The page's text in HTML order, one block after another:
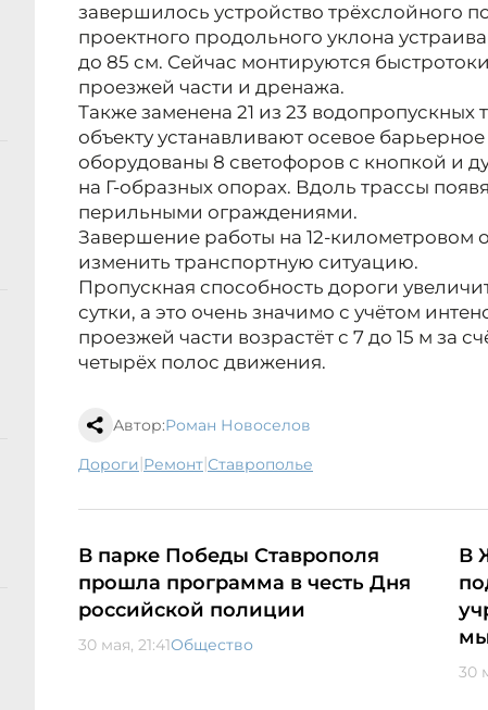
завершилось устройство трёхслойного
проектного продольного уклона
до 85 см. Сейчас монтируются
проезжей части и дренажа.
Также заменена 21 из 23
объекту устанавливают осевое
оборудованы 8 светофоров с кнопкой и
на Г-образных опорах. Вдоль трассы
перильными ограждениями.
Завершение работы на 12-километровом
изменить транспортную ситуацию.
Пропускная способность дороги
сутки, а это очень значимо с учётом
проезжей части возрастёт с 7 до 15 м за
четырёх полос движения.
Автор:Роман Новоселов
дороги| ремонт| Ставрополье
В парке Победы Ставрополя
прошла программа в честь Дня
российской полиции
30 мая, 21:41Общество
В
30